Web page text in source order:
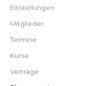
Einstellungen
Mitglieder
Termine
Kurse
Verträge